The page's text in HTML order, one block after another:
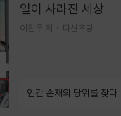
일이 사라진 세상
이진우 저 다산초당
인간 존재의 당위를 찾다